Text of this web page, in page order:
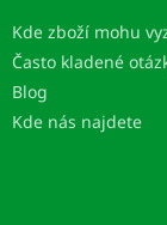
Kde zboží mohu
Často kladené
Blog
Kde nás najdete